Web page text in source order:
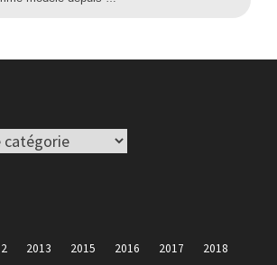
2013 2015 2016 2017
2018